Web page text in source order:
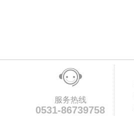
服务热线
0531-86739758